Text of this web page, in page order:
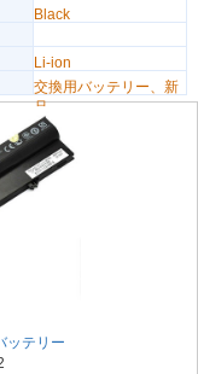
Black
Li-ion
交換用バッテリー、新
品
ッテリー